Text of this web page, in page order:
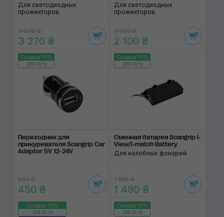
Для светодиодных
прожекторов
3 630 ₴
3 270 ₴
Для светодиодных
прожекторов
2 330 ₴
2 100 ₴
Скидка 10%
209:30:19
Переходник для
прикуривателя Scangrip Car
Adaptor 5V 12-24V
500 ₴
450 ₴
Скидка 10%
209:30:19
Сменная батарея Scangrip I-
View/I-match Battery
Для налобных фонарей
1 655 ₴
1 490 ₴
Скидка 10%
209:30:19
Скидка 10%
209:30:19